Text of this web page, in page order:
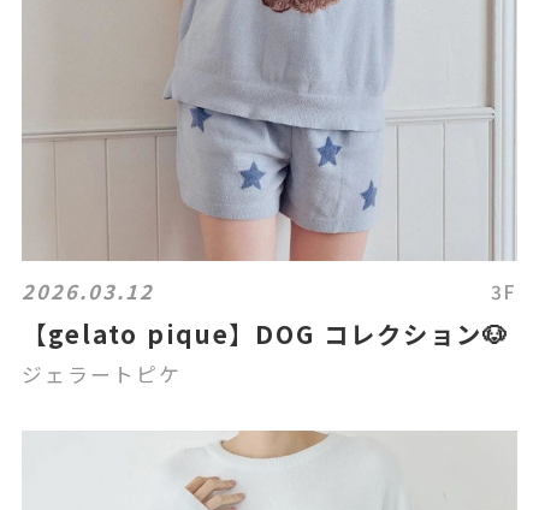
2026.03.12 3F
【gelato pique】DOG コレクション🐶
ジェラートピケ